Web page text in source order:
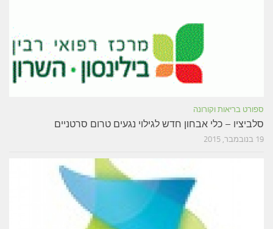
ספורט בריאות וקורונה
סלביציו – כלי אבחון חדש לגילוי נגעים טרום סרטניים
19 בנובמבר, 2015